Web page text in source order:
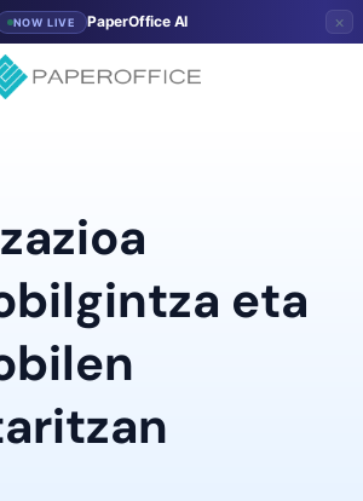
NOW LIVE PaperOffice AI ×
eta